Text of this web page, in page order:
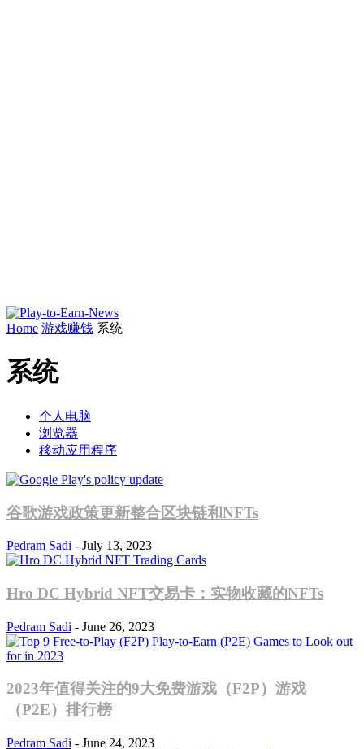
Home 游戏赚钱 系统
系统
个人电脑
浏览器
移动应用程序
谷歌游戏政策更新整合区块链和NFTs
Pedram Sadi - July 13, 2023
Hro DC Hybrid NFT交易卡：实物收藏的NFTs
Pedram Sadi - June 26, 2023
2023年值得关注的9大免费游戏（F2P）游戏
（P2E）排行榜
Pedram Sadi - June 24, 2023